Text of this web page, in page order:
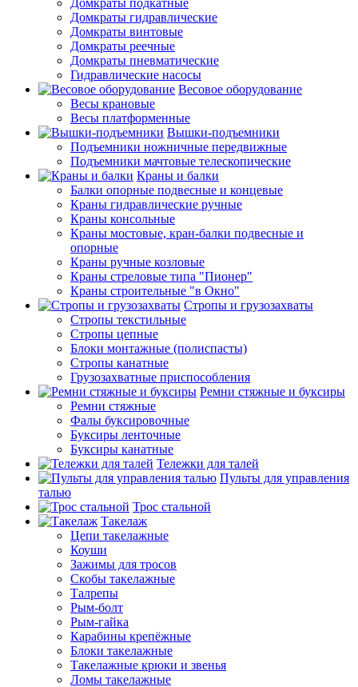
Домкраты подкатные
Домкраты гидравлические
Домкраты винтовые
Домкраты реечные
Домкраты пневматические
Гидравлические насосы
Весовое оборудование
Весы крановые
Весы платформенные
Вышки-подъемники
Подъемники ножничные передвижные
Подъемники мачтовые телескопические
Краны и балки
Балки опорные подвесные и концевые
Краны гидравлические ручные
Краны консольные
Краны мостовые, кран-балки подвесные и
опорные
Краны ручные козловые
Краны стреловые типа "Пионер"
Краны строительные "в Окно"
Стропы и грузозахваты
Стропы текстильные
Стропы цепные
Блоки монтажные (полиспасты)
Стропы канатные
Грузозахватные приспособления
Ремни стяжные и буксиры
Ремни стяжные
Фалы буксировочные
Буксиры ленточные
Буксиры канатные
Тележки для талей
Пульты для управления
талью
Трос стальной
Такелаж
Цепи такелажные
Коуши
Зажимы для тросов
Скобы такелажные
Талрепы
Рым-болт
Рым-гайка
Карабины крепёжные
Блоки такелажные
Такелажные крюки и звенья
Ломы такелажные